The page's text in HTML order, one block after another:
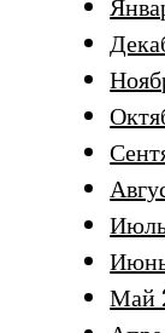
Май